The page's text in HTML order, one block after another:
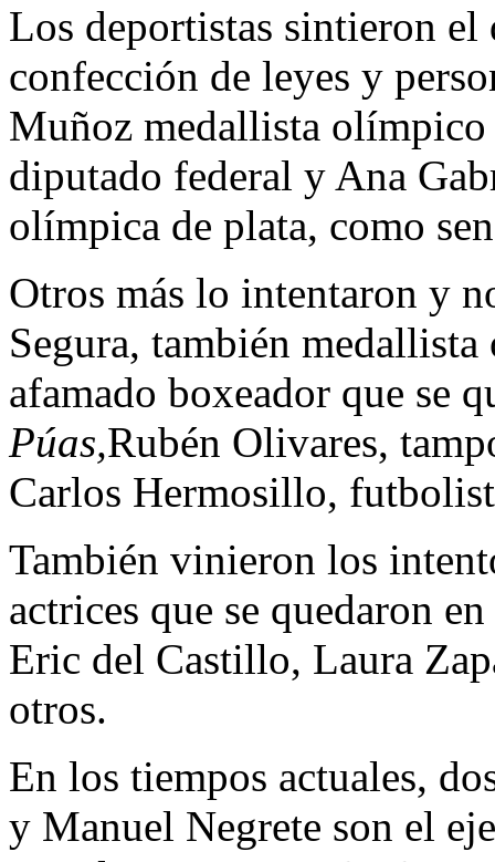
Los deportistas sintieron el
confección de leyes y
Muñoz medallista olímpico
diputado federal y Ana
olímpica de plata, como
Otros más lo intentaron y
Segura, también
afamado boxeador que se
Púas,Rubén Olivares,
Carlos Hermosillo,
También vinieron los
actrices que se quedaron
Eric del Castillo, Laura
otros.
En los tiempos actuales,
y Manuel Negrete son el